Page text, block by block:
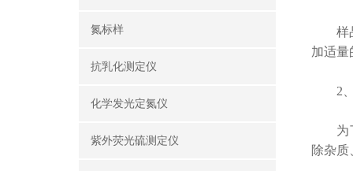
氮标样
抗乳化测定仪
化学发光定氮仪
紫外荧光硫测定仪
样品
加适量
2、
为了
除杂